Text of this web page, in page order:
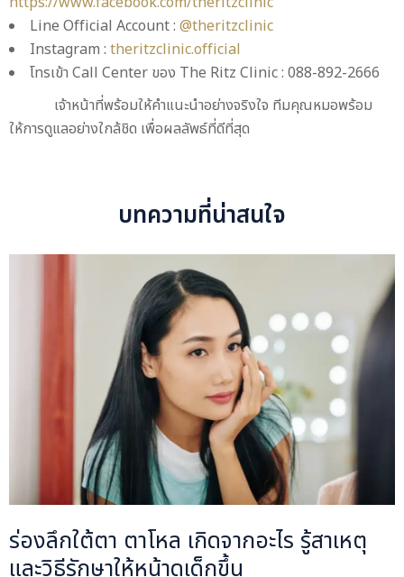
Line Official Account : @theritzclinic
Instagram : theritzclinic.official
โทรเข้า Call Center ของ The Ritz Clinic : 088-892-2666
เจ้าหน้าที่พร้อมให้คำแนะนำอย่างจริงใจ ทีมคุณหมอพร้อม
ให้การดูแลอย่างใกล้ชิด เพื่อผลลัพธ์ที่ดีที่สุด
บทความที่น่าสนใจ
ร่องลึกใต้ตา ตาโหล เกิดจากอะไร รู้สาเหตุ
และวิธีรักษาให้หน้าดูเด็กขึ้น